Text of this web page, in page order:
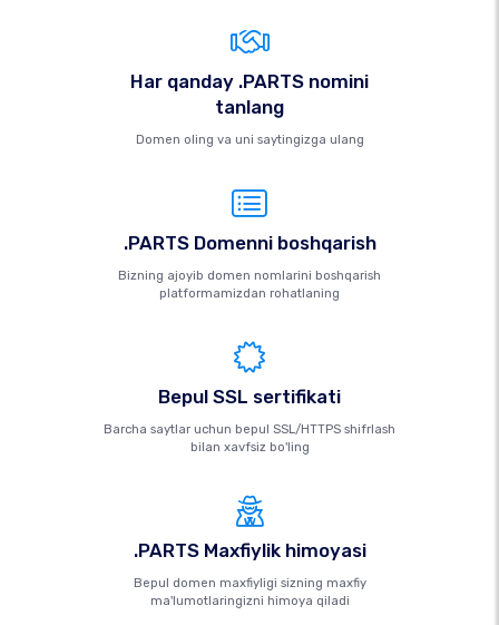
Har qanday .PARTS nomini
tanlang
Domen oling va uni saytingizga ulang
.PARTS Domenni boshqarish
Bizning ajoyib domen nomlarini boshqarish
platformamizdan rohatlaning
Bepul SSL sertifikati
Barcha saytlar uchun bepul SSL/HTTPS shifrlash
bilan xavfsiz bo'ling
.PARTS Maxfiylik himoyasi
Bepul domen maxfiyligi sizning maxfiy
ma'lumotlaringizni himoya qiladi